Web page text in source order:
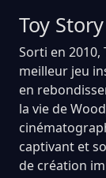
Toy
Sorti en 2010,
meilleur jeu
en
la vie de
captivant et
de création